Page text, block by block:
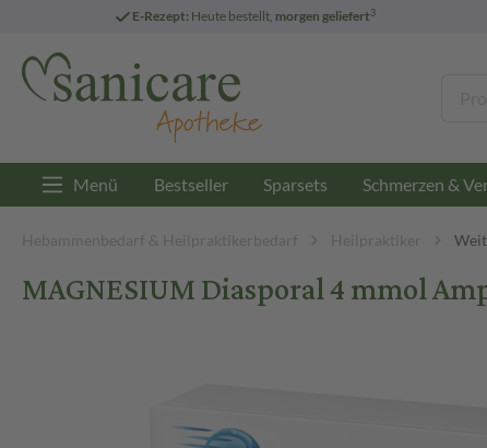
E-Rezept: Heute bestellt, morgen geliefert3
Menü Bestseller Sparsets Schmerzen &
Hebammenbedarf & Heilpraktikerbedarf Heilpraktiker
MAGNESIUM Diasporal 4 mmol